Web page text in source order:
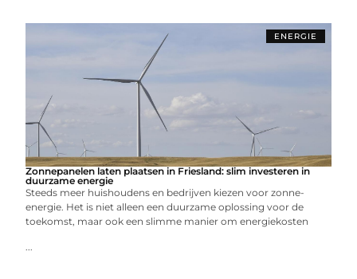
ENERGIE
Zonnepanelen laten plaatsen in Friesland: slim investeren in
duurzame energie
Steeds meer huishoudens en bedrijven kiezen voor zonne-
energie. Het is niet alleen een duurzame oplossing voor de
toekomst, maar ook een slimme manier om energiekosten
...